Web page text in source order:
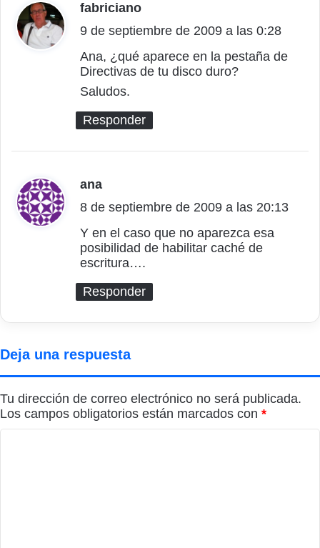
fabriciano
i
c
e
9 de septiembre de 2009 a las 0:28
Ana, ¿qué aparece en la pestaña de
Directivas de tu disco duro?
Saludos.
Responder
ana
i
c
e
8 de septiembre de 2009 a las 20:13
Y en el caso que no aparezca esa
posibilidad de habilitar caché de
escritura….
Responder
Deja una respuesta
Tu dirección de correo electrónico no será publicada.
Los campos obligatorios están marcados con *